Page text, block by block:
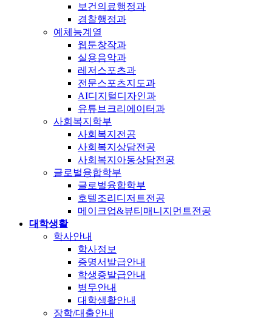
보건의료행정과
경찰행정과
예체능계열
웹툰창작과
실용음악과
레저스포츠과
전문스포츠지도과
AI디지털디자인과
유튜브크리에이터과
사회복지학부
사회복지전공
사회복지상담전공
사회복지아동상담전공
글로벌융합학부
글로벌융합학부
호텔조리디저트전공
메이크업&뷰티매니지먼트전공
대학생활
학사안내
학사정보
증명서발급안내
학생증발급안내
병무안내
대학생활안내
장학/대출안내